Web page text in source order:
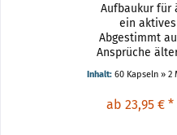
Aufbaukur für
ein
Abgestimmt
Ansprüche
Mit
verändern
Inhalt: 60 Kapseln » 2
ab 23,95 € *